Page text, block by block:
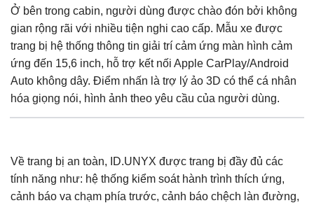
Ở bên trong cabin, người dùng được chào đón bởi không
gian rộng rãi với nhiều tiện nghi cao cấp. Mẫu xe được
trang bị hệ thống thông tin giải trí cảm ứng màn hình cảm
ứng đến 15,6 inch, hỗ trợ kết nối Apple CarPlay/Android
Auto không dây. Điểm nhấn là trợ lý ảo 3D có thể cá nhân
hóa giọng nói, hình ảnh theo yêu cầu của người dùng.
Về trang bị an toàn, ID.UNYX được trang bị đầy đủ các
tính năng như: hệ thống kiểm soát hành trình thích ứng,
cảnh báo va chạm phía trước, cảnh báo chệch làn đường,